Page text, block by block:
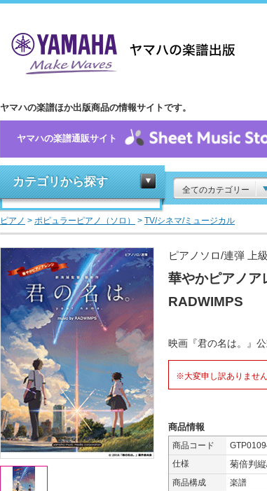
ヤマハの楽譜ほか出版商品の情報サイトです。
ヤマハの楽譜通販サイト
カテゴリから探す
全てのカテゴリー
ピアノ > ポピュラーピアノ（ソロ） > TV/シネマ/ミュージカル
ピアノソロ/連弾 上級
華やかピアノ
RADWIMPS
映画『君の名は。』
※大変申し訳ありませ
商品情報
商品コード
仕様
菊倍判
商品構成
楽譜